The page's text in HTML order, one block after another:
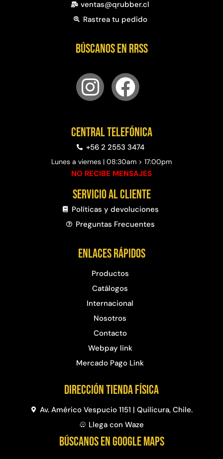
ventas@qrubber.cl
Rastrea tu pedido
Búscanos en RRSS
Central telefónica
+56 2 2553 3474
Lunes a viernes | 08:30am > 17:00pm
NO RECIBE MENSAJES
Servicio al cliente
Políticas y devoluciones
Preguntas Frecuentes​
Enlaces rápidos
Productos
Catálogos
Internacional
Nosotros
Contacto
Webpay link
Mercado Pago Link
Dirección Tienda física
Av. Américo Vespucio 1151 | Quilicura, Chile.
Llega con Waze
BÚSCANOS EN GOOGLE MAPS